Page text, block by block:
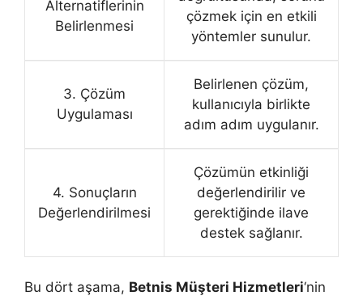
Alternatiflerinin
Belirlenmesi
çözmek için en etkili
yöntemler sunulur.
3. Çözüm
Uygulaması
Belirlenen çözüm,
kullanıcıyla birlikte
adım adım uygulanır.
4. Sonuçların
Değerlendirilmesi
Çözümün etkinliği
değerlendirilir ve
gerektiğinde ilave
destek sağlanır.
Bu dört aşama, Betnis Müşteri Hizmetleri‘nin